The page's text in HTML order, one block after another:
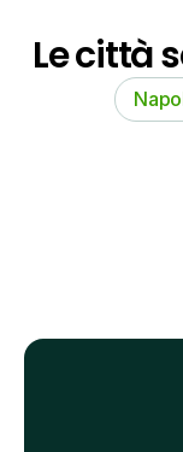
Le città